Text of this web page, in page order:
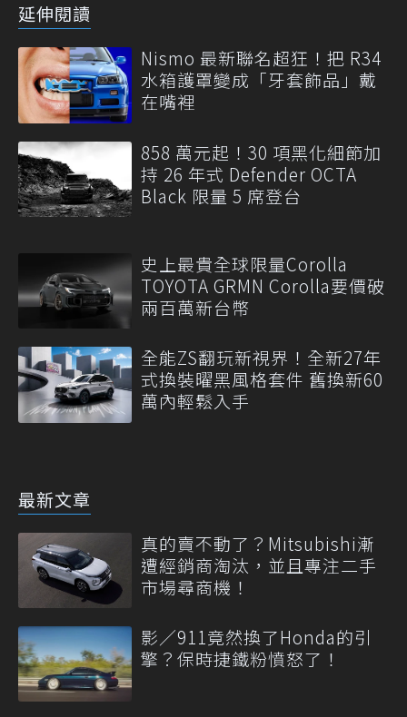
延伸閱讀
Nismo 最新聯名超狂！把 R34
水箱護罩變成「牙套飾品」戴
在嘴裡
858 萬元起！30 項黑化細節加
持 26 年式 Defender OCTA
Black 限量 5 席登台
史上最貴全球限量Corolla
TOYOTA GRMN Corolla要價破
兩百萬新台幣
全能ZS翻玩新視界！全新27年
式換裝曜黑風格套件 舊換新60
萬內輕鬆入手
最新文章
真的賣不動了？Mitsubishi漸
遭經銷商淘汰，並且專注二手
市場尋商機！
影／911竟然換了Honda的引
擎？保時捷鐵粉憤怒了！